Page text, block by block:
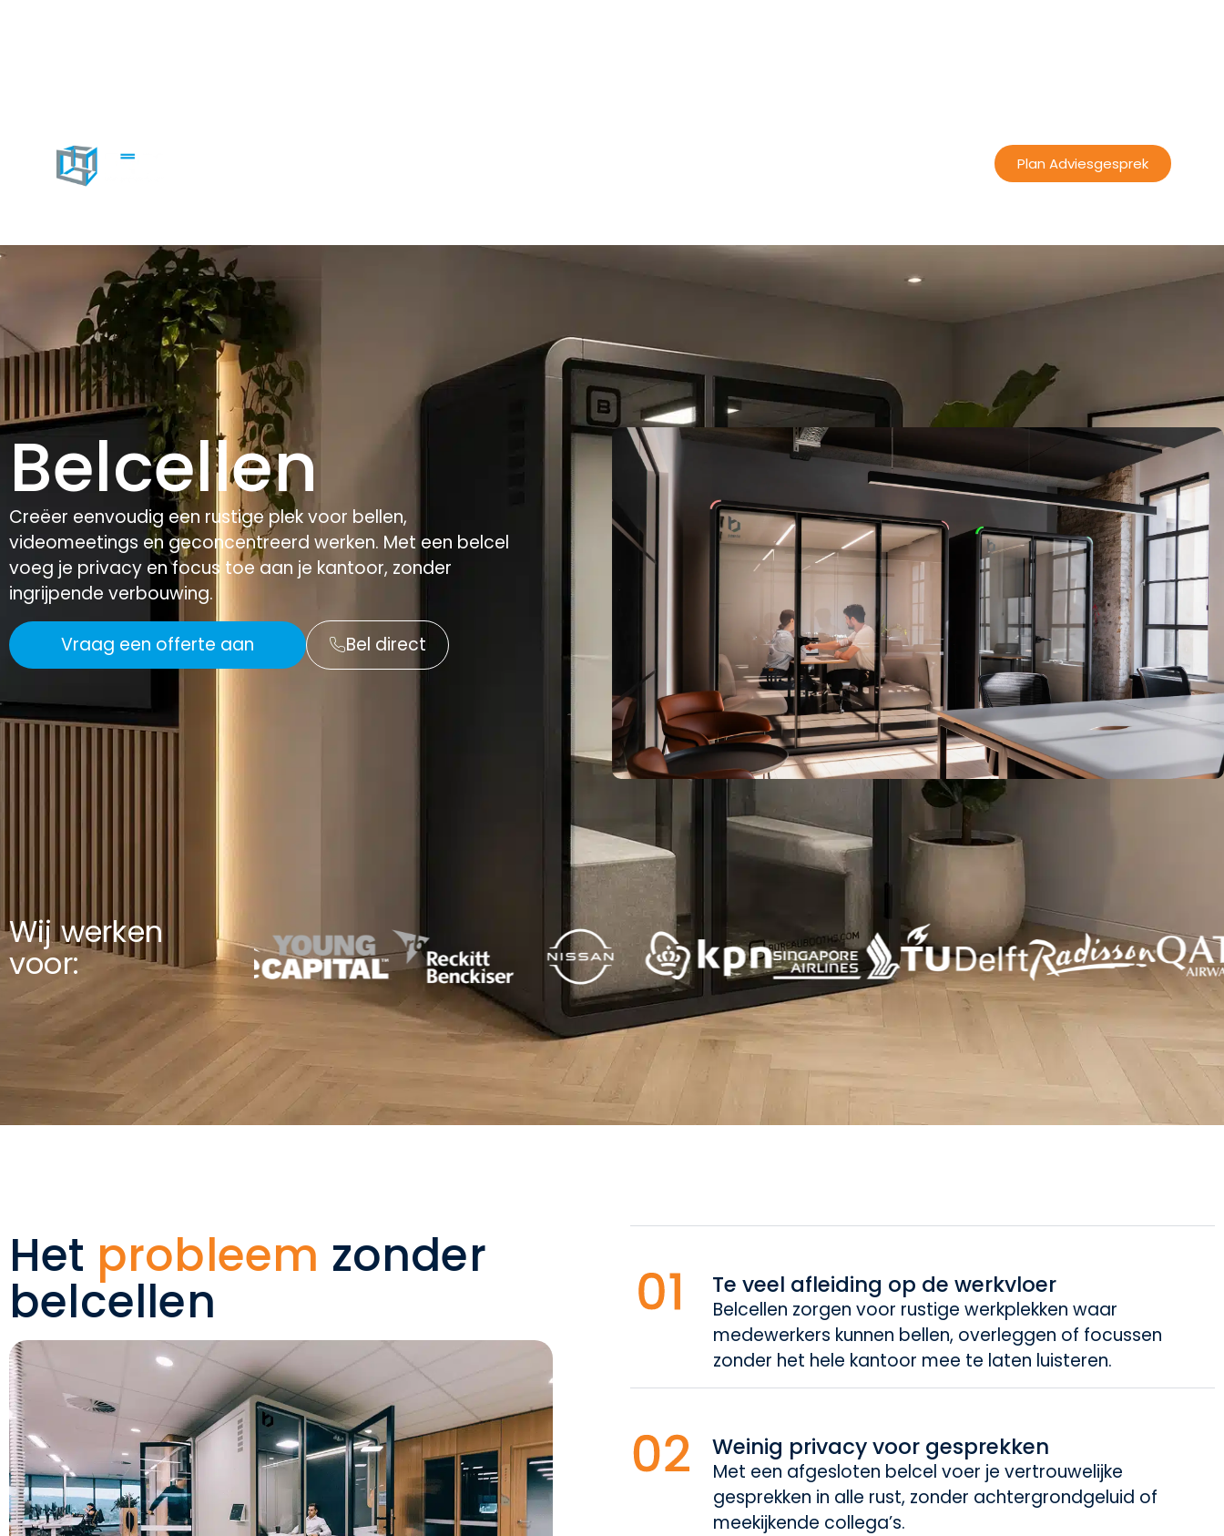
Plan Adviesgesprek
Belcellen
Creëer eenvoudig een rustige plek voor bellen,
videomeetings en geconcentreerd werken. Met een belcel
voeg je privacy en focus toe aan je kantoor, zonder
ingrijpende verbouwing.
Vraag een offerte aan Bel direct
Wij werken
voor:
Het probleem zonder
belcellen Te veel afleiding op de werkvloer
Belcellen zorgen voor rustige werkplekken waar
medewerkers kunnen bellen, overleggen of focussen
zonder het hele kantoor mee te laten luisteren.
Weinig privacy voor gesprekken
Met een afgesloten belcel voer je vertrouwelijke
gesprekken in alle rust, zonder achtergrondgeluid of
meekijkende collega’s.